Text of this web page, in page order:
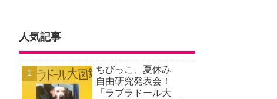
人気記事
ちびっこ、夏休み
自由研究発表会！
「ラブラドール大